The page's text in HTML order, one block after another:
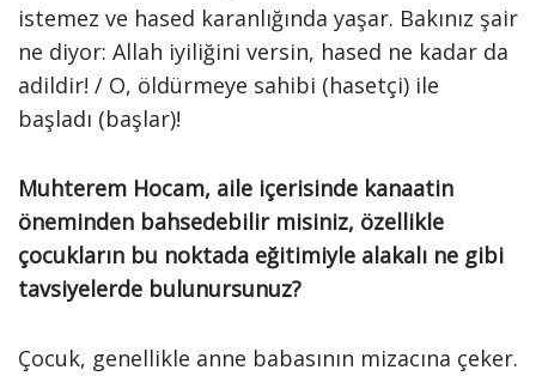
istemez ve hased karanlığında yaşar. Bakınız şair
ne diyor: Allah iyiliğini versin, hased ne kadar da
adildir! / O, öldürmeye sahibi (hasetçi) ile
başladı (başlar)!
Muhterem Hocam, aile içerisinde kanaatin
öneminden bahsedebilir misiniz, özellikle
çocukların bu noktada eğitimiyle alakalı ne gibi
tavsiyelerde bulunursunuz?
Çocuk, genellikle anne babasının mizacına çeker.